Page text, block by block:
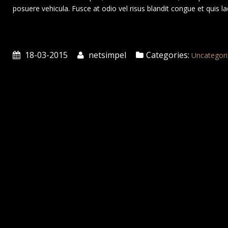
posuere vehicula. Fusce at odio vel risus blandit congue et quis
18-03-2015 netsimpel Categories: